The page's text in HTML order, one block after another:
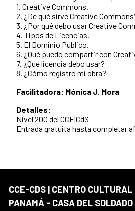
1. Creative Commons.
2. ¿De qué sirve Creative
3. ¿Por qué debo usar Creative
4. Tipos de Licencias.
5. El Dominio Público.
6. ¿Qué puedo compartir con
7. ¿Qué licencia debo usar?
8. ¿Cómo registro mi obra?
Facilitadora: Mónica J. Mora
Detalles:
Nivel 200 del CCE|CdS
Entrada gratuita hasta completar
CCE-CDS | CENTRO
PANAMÁ - CASA DEL SOLDADO